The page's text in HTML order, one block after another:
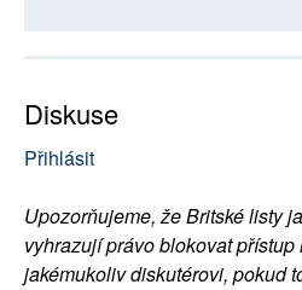
Diskuse
Přihlásit
Upozorňujeme, že Britské listy
vyhrazují právo blokovat
jakémukoliv diskutérovi, pokud